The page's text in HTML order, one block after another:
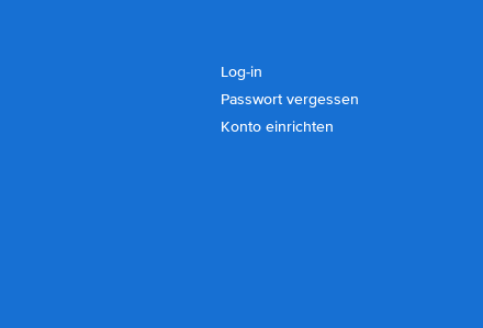
Log-in
Passwort vergessen
Konto einrichten